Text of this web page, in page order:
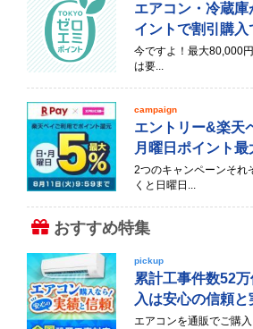
エアコン・冷蔵
イントで割引購入
今ですよ！最大80,000
は要...
campaign
エントリー&楽天
月曜日ポイント最
2つのキャンペーンそれ
くと日曜日...
おすすめ特集
pickup
累計工事件数52
入は安心の信頼と
エアコンを通販でご購